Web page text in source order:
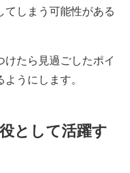
てしまう可能性がある
けたら見過ごしたポイ
うにします。
として活躍す